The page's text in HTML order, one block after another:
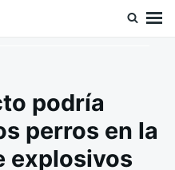
podría
perros en la
explosivos